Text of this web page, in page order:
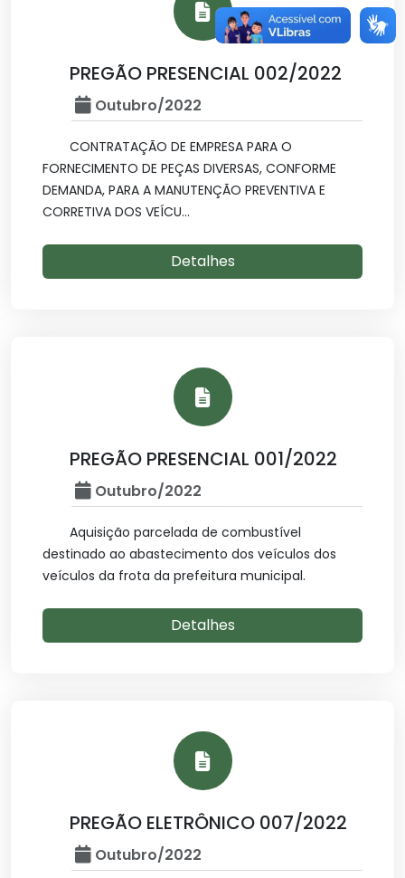
PREGÃO PRESENCIAL 002/2022
Outubro/2022
CONTRATAÇÃO DE EMPRESA PARA O
FORNECIMENTO DE PEÇAS DIVERSAS, CONFORME
DEMANDA, PARA A MANUTENÇÃO PREVENTIVA E
CORRETIVA DOS VEÍCU...
Detalhes
PREGÃO PRESENCIAL 001/2022
Outubro/2022
Aquisição parcelada de combustível
destinado ao abastecimento dos veículos dos
veículos da frota da prefeitura municipal.
Detalhes
PREGÃO ELETRÔNICO 007/2022
Outubro/2022